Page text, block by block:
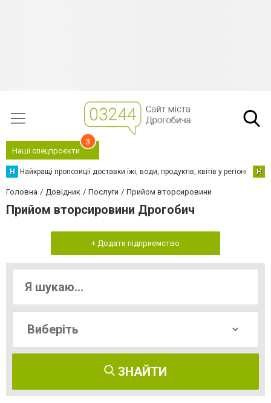
Наші спецпроєкти
3
Н Найкращі пропозиції доставки їжі, води, продуктів, квітів у регіоні Н
Головна Довідник Послуги Прийом вторсировини
Прийом вторсировини Дрогобич
+ Додати підприємство
ЗНАЙТИ